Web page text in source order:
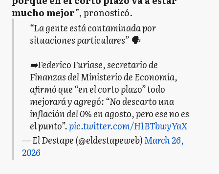
mucho mejor”, pronosticó.
“La gente está contaminada por
situaciones particulares” 🗣️
➡️Federico Furiase, secretario de
Finanzas del Ministerio de Economía,
afirmó que “en el corto plazo” todo
mejorará y agregó: “No descarto una
inflación del 0% en agosto, pero ese no es
el punto”.pic.twitter.com/H1BTbwyYaX
— El Destape (@eldestapeweb)March 26,
2026